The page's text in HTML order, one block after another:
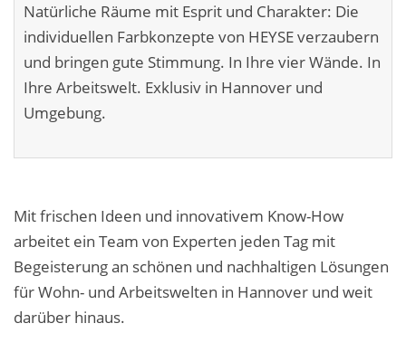
Leistungen ›
Altbausanierung
Betonoptik
Der gesunde Raum
Echtmetalloptik
Fassadensanierung
Natürliche Räume mit Esprit und Charakter: Die
individuellen Farbkonzepte von HEYSE verzaubern
und bringen gute Stimmung. In Ihre vier Wände. In
Ihre Arbeitswelt. Exklusiv in Hannover und
Umgebung.
Mit frischen Ideen und innovativem Know-How
arbeitet ein Team von Experten jeden Tag mit
Begeisterung an schönen und nachhaltigen Lösungen
für Wohn- und Arbeitswelten in Hannover und weit
darüber hinaus.